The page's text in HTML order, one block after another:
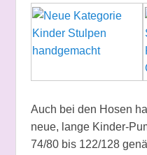
Auch bei den Hosen
neue, lange Kinder-
74/80 bis 122/128